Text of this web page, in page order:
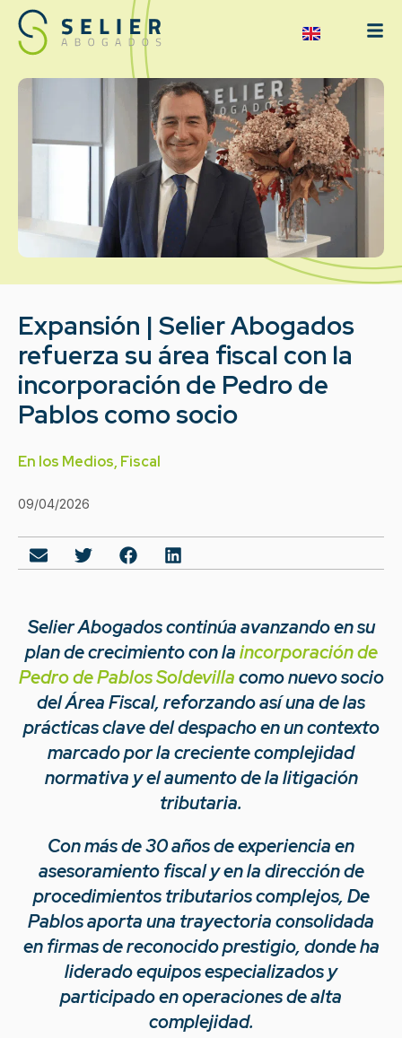
Expansión | Selier Abogados
refuerza su área fiscal con la
incorporación de Pedro de
Pablos como socio
En los Medios, Fiscal
09/04/2026
Selier Abogados continúa avanzando en su
plan de crecimiento con laincorporación de
Pedro de Pablos Soldevillacomo nuevo socio
del Área Fiscal, reforzando así una de las
prácticas clave del despacho en un contexto
marcado por la creciente complejidad
normativa y el aumento de la litigación
tributaria.
Con más de 30 años de experiencia en
asesoramiento fiscal y en la dirección de
procedimientos tributarios complejos, De
Pablos aporta una trayectoria consolidada
en firmas de reconocido prestigio, donde ha
liderado equipos especializados y
participado en operaciones de alta
complejidad.